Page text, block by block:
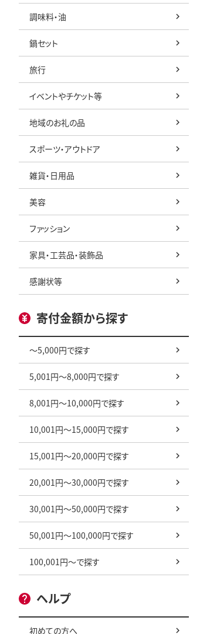
調味料・油
鍋セット
旅行
イベントやチケット等
地域のお礼の品
スポーツ・アウトドア
雑貨・日用品
美容
ファッション
家具・工芸品・装飾品
感謝状等
寄付金額から探す
～5,000円で探す
5,001円～8,000円で探す
8,001円～10,000円で探す
10,001円～15,000円で探す
15,001円～20,000円で探す
20,001円～30,000円で探す
30,001円～50,000円で探す
50,001円～100,000円で探す
100,001円～で探す
ヘルプ
初めての方へ